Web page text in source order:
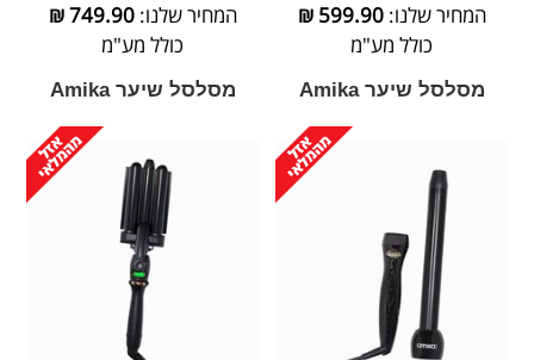
המחיר שלנו:599.90
₪
כולל מע"מ
המחיר שלנו:749.90
₪
כולל מע"מ
מסלסל שיער Amika מסלסל שיער Amika